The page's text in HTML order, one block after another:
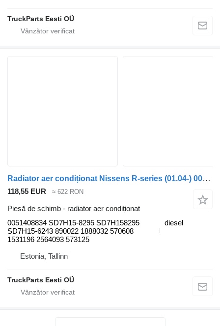
TruckParts Eesti OÜ
Radiator aer condiționat Nissens R-series (01.04-) 0051408834 pentru cap tractor Scania P,G,R,T-series (2004-2017)
118,55 EUR ≈ 622 RON
Piesă de schimb - radiator aer condiționat
0051408834 SD7H15-8295 SD7H158295
SD7H15-6243 890022 1888032 570608
1531196 2564093 573125
diesel
Estonia, Tallinn
TruckParts Eesti OÜ